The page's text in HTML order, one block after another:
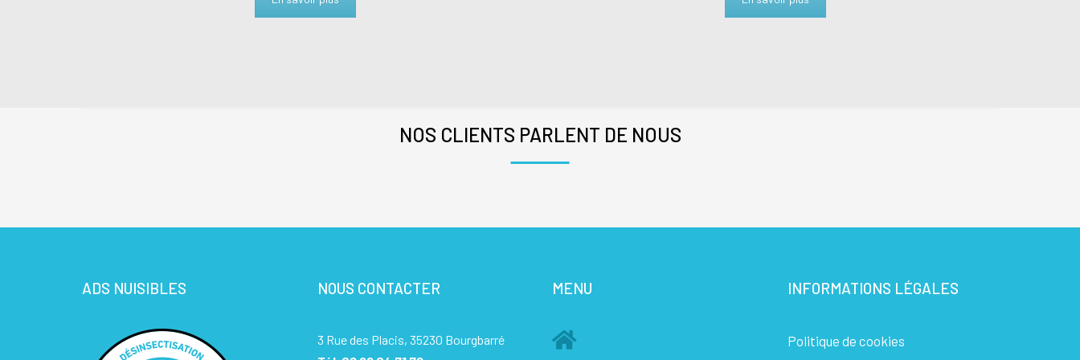
NOS CLIENTS PARLENT DE NOUS
ADS NUISIBLES NOUS CONTACTER
3 Rue des Placis, 35230 Bourgbarré
MENU INFORMATIONS LÉGALES
Politique de cookies